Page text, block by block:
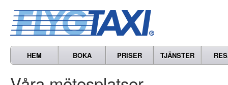
HEM BOKA PRISER TJÄNSTER